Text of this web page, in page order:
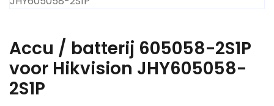
Accu / batterij 605058-2S1P
voor Hikvision JHY605058-
2S1P